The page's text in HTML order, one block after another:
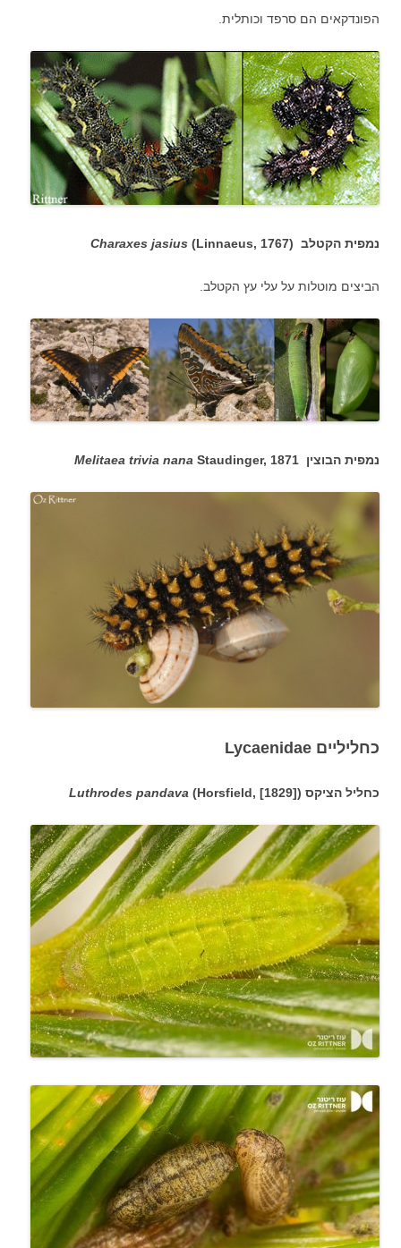
הפונדקאים הם סרפד וכותלית.
נמפית הקטלב ( Charaxes jasius (Linnaeus, 1767
הביצים מוטלות על עלי עץ הקטלב.
נמפית הבוצין Melitaea trivia nana Staudinger, 1871
כחליליים Lycaenidae
כחליל הציקס Luthrodes pandava (Horsfield, [1829])